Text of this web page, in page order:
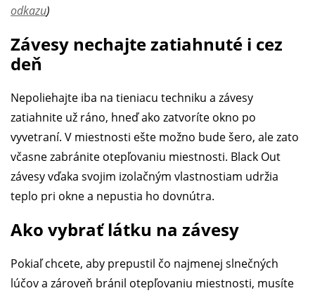
odkazu)
Závesy nechajte zatiahnuté i cez
deň
Nepoliehajte iba na tieniacu techniku a závesy
zatiahnite už ráno, hneď ako zatvoríte okno po
vyvetraní. V miestnosti ešte možno bude šero, ale zato
včasne zabránite otepľovaniu miestnosti. Black Out
závesy vďaka svojim izolačným vlastnostiam udržia
teplo pri okne a nepustia ho dovnútra.
Ako vybrať látku na závesy
Pokiaľ chcete, aby prepustil čo najmenej slnečných
lúčov a zároveň bránil otepľovaniu miestnosti, musíte